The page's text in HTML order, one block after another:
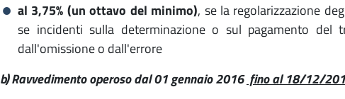
al 3,75% (un ottavo del minimo), se la regolarizzazione
se incidenti sulla determinazione o sul pagamento del
dall'omissione o dall'errore
b) Ravvedimento operoso dal 01 gennaio 2016 fino al 18/12/